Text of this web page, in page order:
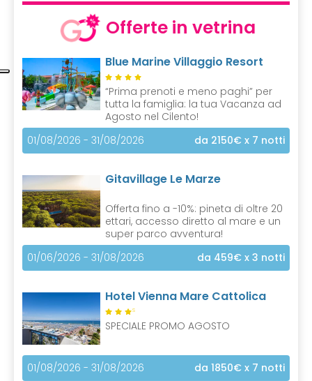
Offerte in vetrina
Blue Marine Villaggio Resort
“Prima prenoti e meno paghi” per
tutta la famiglia: la tua Vacanza ad
Agosto nel Cilento!
01/08/2026 - 31/08/2026
da 2150€ x 7 notti
Gitavillage Le Marze
Offerta fino a -10%: pineta di oltre 20
ettari, accesso diretto al mare e un
super parco avventura!
01/06/2026 - 31/08/2026
da 459€ x 3 notti
Hotel Vienna Mare Cattolica
S
SPECIALE PROMO AGOSTO
01/08/2026 - 31/08/2026 da 1850€ x 7 notti